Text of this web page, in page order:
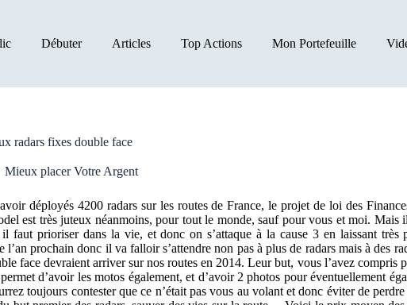
Débuter Articles Top Actions Mon Portefeuille
radars fixes double face
Mieux placer Votre Argent
déployés 4200 radars sur les routes de France, le projet de loi des
est très juteux néanmoins, pour tout le monde, sauf pour vous et moi.
faut prioriser dans la vie, et donc on s’attaque à la cause 3 en laissant
prochain donc il va falloir s’attendre non pas à plus de radars mais à des
face devraient arriver sur nos routes en 2014. Leur but, vous l’avez
d’avoir les motos également, et d’avoir 2 photos pour éventuellement
toujours contester que ce n’était pas vous au volant et donc éviter de